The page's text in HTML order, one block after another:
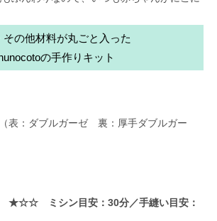
その他材料が丸ごと入った
の手作りキット
表：ダブルガーゼ 裏：厚手ダブルガー
★☆☆ ミシン目安：30分／手縫い目安：